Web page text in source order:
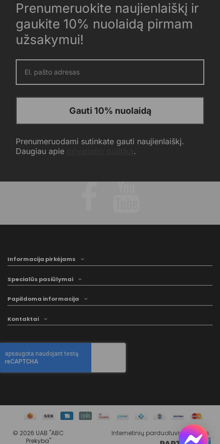
Prenumeruokite naujienlaiškį ir
gaukite 10% nuolaidą pirmam
užsakymui!
Gauti 10% nuolaidą
Prenumeruodami sutinkate gauti naujienlaiškį.
Daugiau apie
.
Informacija pirkėjams
Specialūs pasiūlymai
Papildoma informacija
Kontaktai
© 2026 UAB "ABC
Prekyba"
Internetinių parduotuvių kūrimas: